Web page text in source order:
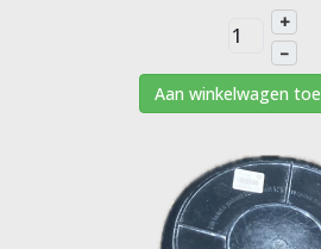
+
–
Aan winkelwagen